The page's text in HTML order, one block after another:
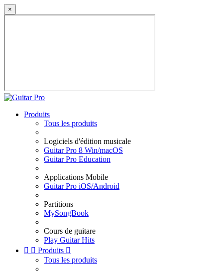
×
Produits
Tous les produits
Logiciels d'édition musicale
Guitar Pro 8 Win/macOS
Guitar Pro Education
Applications Mobile
Guitar Pro iOS/Android
Partitions
MySongBook
Cours de guitare
Play Guitar Hits
  Produits 
Tous les produits